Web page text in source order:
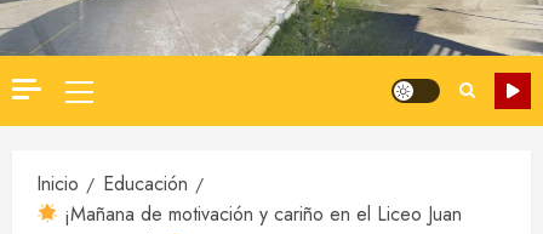
Menú
principal
Inicio
Educación
¡Mañana de motivación y cariño en el Liceo Juan